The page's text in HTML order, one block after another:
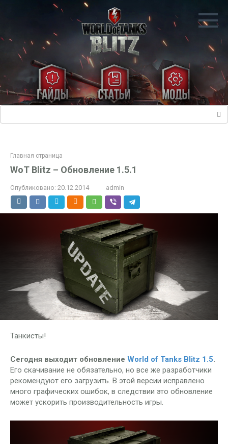
Главная страница
WoT Blitz – Обновление 1.5.1
Опубликовано: 20.12.2014 admin
Танкисты!
Сегодня выходит обновление World of Tanks Blitz 1.5.
Его скачивание не обязательно, но все же разработчики
рекомендуют его загрузить. В этой версии исправлено
много графических ошибок, в следствии это обновление
может ускорить производительность игры.